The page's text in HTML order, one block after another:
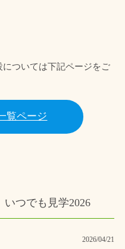
ついては下記ページをご
覧ページ
つでも見学2026
2026/04/21